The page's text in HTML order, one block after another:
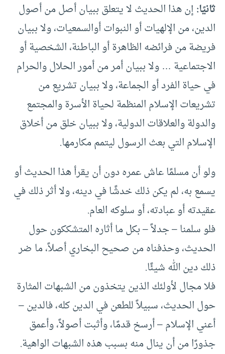
ثانيًا:إن هذا الحديث لا يتعلق ببيان أصل من أصول
الدين، من الإلهيات أو النبوات أوالسمعيات، ولا ببيان
فريضة من فرائضه الظاهرة أو الباطنة، الشخصية أو
الاجتماعية … ولا ببيان أمر من أمور الحلال والحرام
في حياة الفرد أو الجماعة، ولا ببيان تشريع من
تشريعات الإسلام المنظمة لحياة الأسرة والمجتمع
والدولة والعلاقات الدولية، ولا ببيان خلق من أخلاق
الإسلام التي بعث الرسول ليتمم مكارمها.
ولو أن مسلمًا عاش عمره دون أن يقرأ هذا الحديث أو
يسمع به، لم يكن ذلك خدشًا في دينه، ولا أثر ذلك في
عقيدته أو عبادته، أو سلوكه العام.
فلو سلمنا – جدلاً – بكل ما أثاره المتشككون حول
الحديث، وحذفناه من صحيح البخاري أصلاً، ما ضر
ذلك دين الله شيئًا.
فلا مجال لأولئك الذين يتخذون من الشبهات المثارة
حول الحديث، سبيلاً للطعن في الدين كله، فالدين –
أعني الإسلام – أرسخ قدمًا، وأثبت أصولاً، وأعمق
جذورًا من أن ينال منه بسبب هذه الشبهات الواهية.